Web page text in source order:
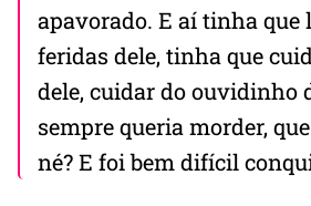
apavorado. E aí tinha que
feridas dele, tinha que
dele, cuidar do ouvidinho
sempre queria morder,
né? E foi bem difícil